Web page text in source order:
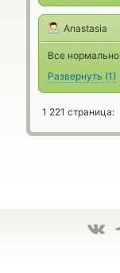
Anastasia
Все
Развернуть (1)
1 221 страница: